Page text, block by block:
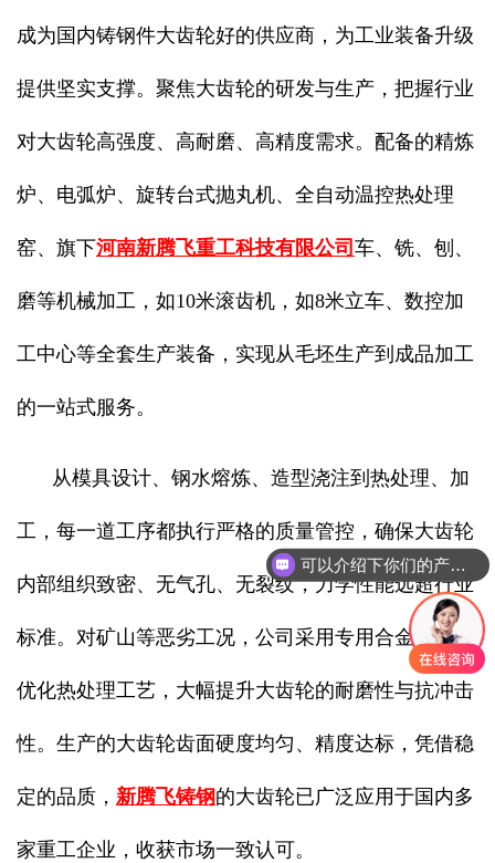
成为国内铸钢件大齿轮好的供应商，为工业装备升级
提供坚实支撑。聚焦大齿轮的研发与生产，把握行业
对大齿轮高强度、高耐磨、高精度需求。配备的精炼
炉、电弧炉、旋转台式抛丸机、全自动温控热处理
窑、旗下河南新腾飞重工科技有限公司 车、铣、刨、
磨等机械加工，如10米滚齿机，如8米立车、数控加
工中心等全套生产装备，实现从毛坯生产到成品加工
的一站式服务。
从模具设计、钢水熔炼、造型浇注到热处理、加
工，每一道工序都执行严格的质量管控，确保大齿轮
内部组织致密、无气孔、无裂纹，力学性能远超行业
标准。对矿山等恶劣工况，公司采用专用合金材质与
优化热处理工艺，大幅提升大齿轮的耐磨性与抗冲击
性。生产的大齿轮齿面硬度均匀、精度达标，凭借稳
定的品质， 新腾飞铸钢的大齿轮已广泛应用于国内多
家重工企业，收获市场一致认可。
可以介绍下你们的产品么